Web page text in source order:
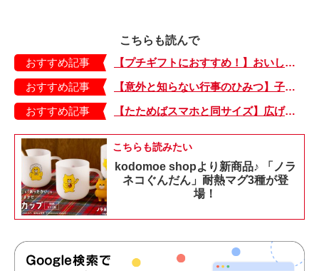
こちらも読んで
おすすめ記事
【プチギフトにおすすめ！】おいしいお茶でホッとひと息。箱がかわいい「ティーバッグ」
おすすめ記事
【意外と知らない行事のひみつ】子どもにはどう伝える？「お盆」って何だろう？
おすすめ記事
【たためばスマホと同サイズ】広げるとビビッドでジューシーな柄が目を引くコンパクトな「扇子」
こちらも読みたい
kodomoe shopより新商品♪ 「ノラ
ネコぐんだん」耐熱マグ3種が登
場！